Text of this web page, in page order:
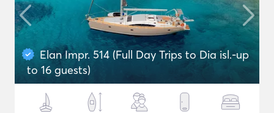
Elan Impr. 514 (Full Day Trips to Dia isl.-up
to 16 guests)